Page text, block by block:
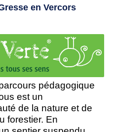
en Vercors
pédagogique
est un
de la nature et de
forestier. En